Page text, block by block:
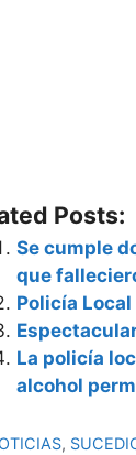
Posts:
Se cumple
que
Policía
La policía
alcohol
,